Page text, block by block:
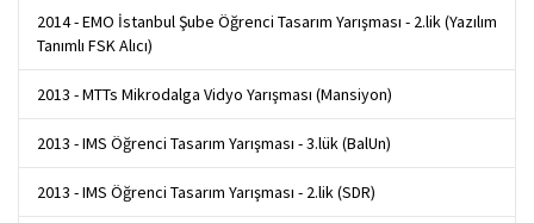
2014 - EMO İstanbul Şube Öğrenci Tasarım Yarışması - 2.lik (Yazılım
Tanımlı FSK Alıcı)
2013 - MTTs Mikrodalga Vidyo Yarışması (Mansiyon)
2013 - IMS Öğrenci Tasarım Yarışması - 3.lük (BalUn)
2013 - IMS Öğrenci Tasarım Yarışması - 2.lik (SDR)